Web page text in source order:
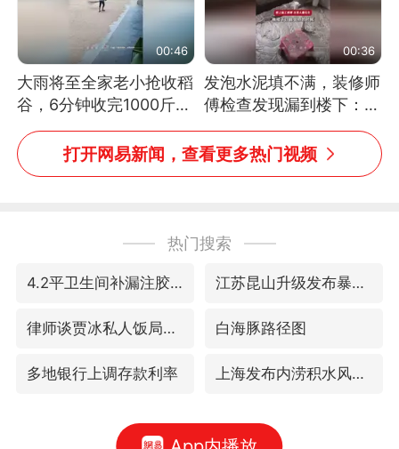
00:46
大雨将至全家老小抢收稻
谷，6分钟收完1000斤，
没有一个人掉链子
00:36
发泡水泥填不满，装修师
傅检查发现漏到楼下：出
风口未延伸到外墙
打开网易新闻，查看更多热门视频
热门搜索
4.2平卫生间补漏注胶花1.55万 江苏昆山升级发布暴雨红警
律师谈贾冰私人饭局被偷拍 白海豚路径图
多地银行上调存款利率 上海发布内涝积水风险提示